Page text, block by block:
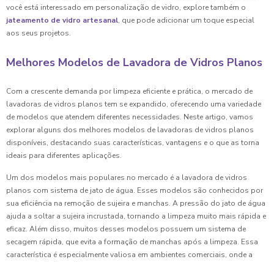
você está interessado em personalização de vidro, explore também o
jateamento de vidro artesanal, que pode adicionar um toque especial
aos seus projetos.
Melhores Modelos de Lavadora de Vidros Planos
Com a crescente demanda por limpeza eficiente e prática, o mercado de
lavadoras de vidros planos tem se expandido, oferecendo uma variedade
de modelos que atendem diferentes necessidades. Neste artigo, vamos
explorar alguns dos melhores modelos de lavadoras de vidros planos
disponíveis, destacando suas características, vantagens e o que as torna
ideais para diferentes aplicações.
Um dos modelos mais populares no mercado é a lavadora de vidros
planos com sistema de jato de água. Esses modelos são conhecidos por
sua eficiência na remoção de sujeira e manchas. A pressão do jato de água
ajuda a soltar a sujeira incrustada, tornando a limpeza muito mais rápida e
eficaz. Além disso, muitos desses modelos possuem um sistema de
secagem rápida, que evita a formação de manchas após a limpeza. Essa
característica é especialmente valiosa em ambientes comerciais, onde a